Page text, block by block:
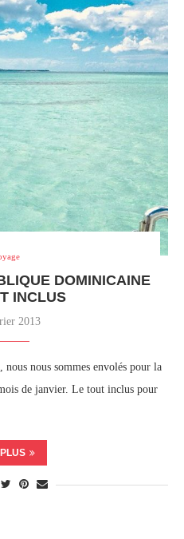
DOMINICAINE
INCLUS
2013
nous sommes envolés pour la
de janvier. Le tout inclus pour